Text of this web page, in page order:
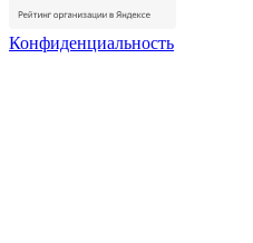
Конфиденциальность